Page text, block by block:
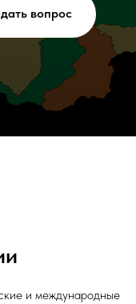
вопрос
и международные